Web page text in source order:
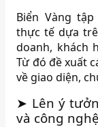
Biển Vàng
thực tế dựa
doanh, khách
Từ đó đề xuất
về giao diện,
➤ Lên ý
và công